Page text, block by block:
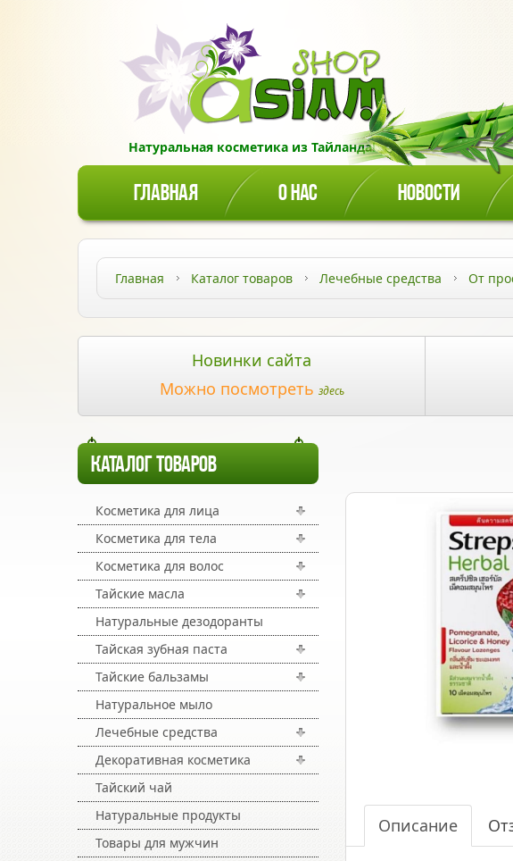
Натуральная косметика из Тайланда!
ГЛАВНАЯ О НАС НОВОСТИ
Главная Каталог товаров Лечебные средства От
Новинки сайта
Можно посмотреть здесь
КАТАЛОГ ТОВАРОВ
Косметика для лица
Косметика для тела
Косметика для волос
Тайские масла
Натуральные дезодоранты
Тайская зубная паста
Тайские бальзамы
Натуральное мыло
Лечебные средства
Декоративная косметика
Тайский чай
Натуральные продукты
Товары для мужчин
Описание